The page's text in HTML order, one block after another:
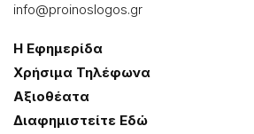
info@proinoslogos.gr
Η Εφημερίδα
Χρήσɩμα Τηλέφωνα
Αξɩοθέατα
Δɩαφημɩστείτε Εδώ